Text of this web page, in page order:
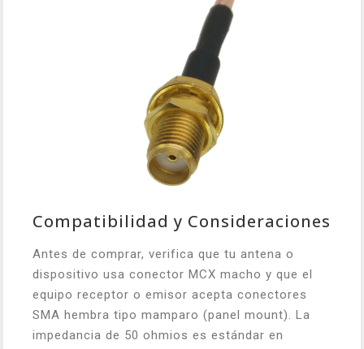
Compatibilidad y Consideraciones
Antes de comprar, verifica que tu antena o
dispositivo usa conector MCX macho y que el
equipo receptor o emisor acepta conectores
SMA hembra tipo mamparo (panel mount). La
impedancia de 50 ohmios es estándar en